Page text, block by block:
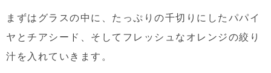
まずはグラスの中に、たっぷりの千切りにしたパパイ
ヤとチアシード、そしてフレッシュなオレンジの絞り
汁を入れていきます。